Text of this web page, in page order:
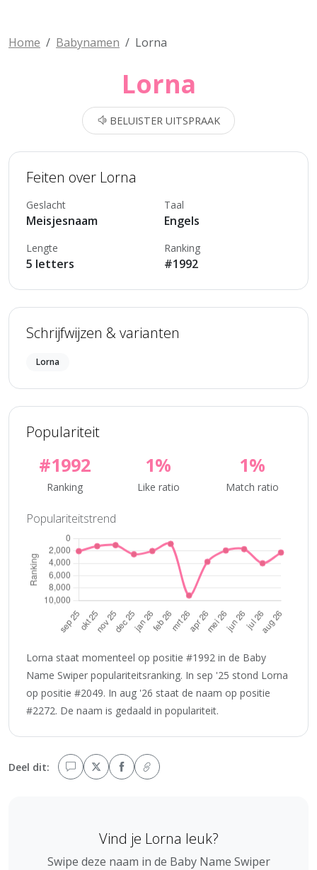
Home Babynamen Lorna
Lorna
BELUISTER UITSPRAAK
Feiten over Lorna
Geslacht
Meisjesnaam
Taal
Engels
Lengte
5 letters
Ranking
#1992
Schrijfwijzen & varianten
Lorna
Populariteit
#1992
Ranking
1%
Like ratio
1%
Match ratio
Populariteitstrend
Lorna staat momenteel op positie #1992 in de Baby
Name Swiper populariteitsranking. In sep '25 stond Lorna
op positie #2049. In aug '26 staat de naam op positie
#2272. De naam is gedaald in populariteit.
Deel dit:
Vind je Lorna leuk?
Swipe deze naam in de Baby Name Swiper